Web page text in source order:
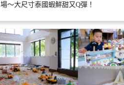
場～大尺寸泰國蝦鮮甜又Q彈！